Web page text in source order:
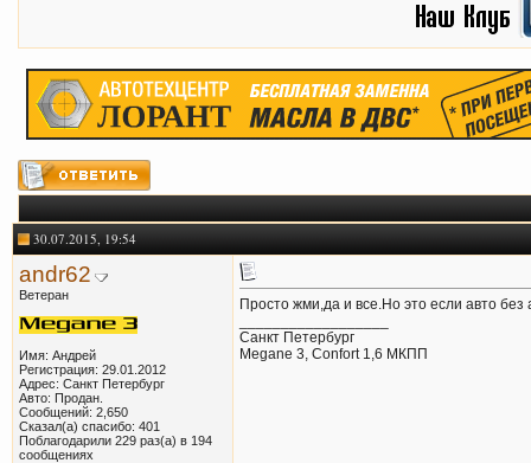
30.07.2015, 19:54
andr62
Ветеран
Имя: Андрей
Регистрация: 29.01.2012
Адрес: Санкт Петербург
Авто: Продан.
Сообщений: 2,650
Сказал(а) спасибо: 401
Поблагодарили 229 раз(а) в 194
сообщениях
Просто жми,да и все.Но это если авто без
Санкт Петербург
Megane 3, Confort 1,6 МКПП